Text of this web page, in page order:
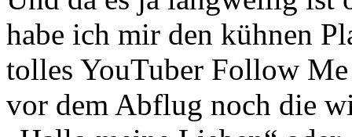
habe ich mir den kühnen
tolles YouTuber Follow
vor dem Abflug noch die